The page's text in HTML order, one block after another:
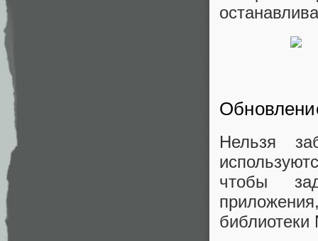
Нельзя
чтобы